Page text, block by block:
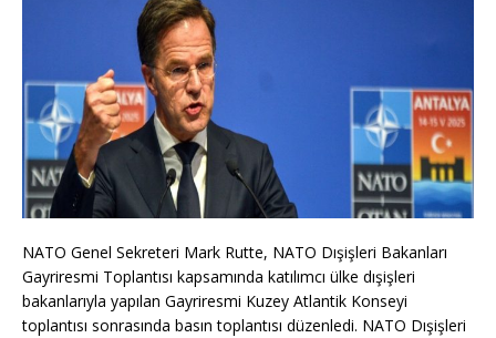
NATO Genel Sekreteri Mark Rutte, NATO Dışişleri Bakanları
Gayriresmi Toplantısı kapsamında katılımcı ülke dışişleri
bakanlarıyla yapılan Gayriresmi Kuzey Atlantik Konseyi
toplantısı sonrasında basın toplantısı düzenledi. NATO Dışişleri